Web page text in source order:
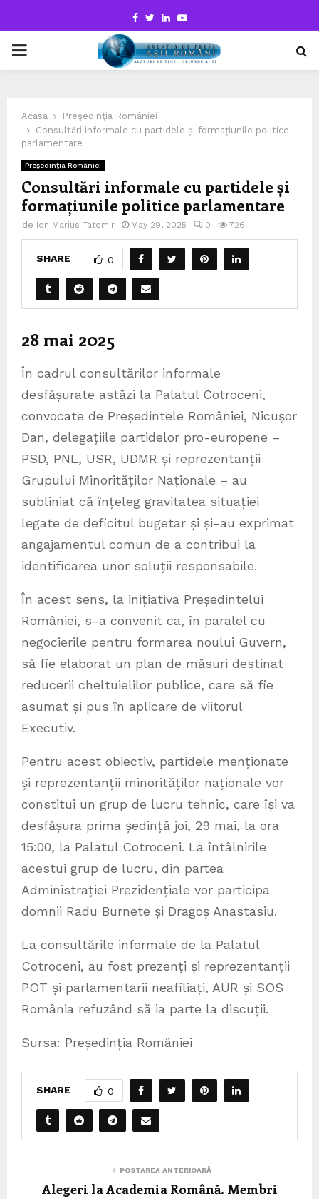
Facebook
TwitterLinkedinYoutube
PRIMARY
Acasa
Preşedinţia României
Consultări informale cu partidele și formațiunile politice
parlamentare
Preşedinţia României
Consultări informale cu partidele și
formațiunile politice parlamentare
de Ion Marius Tatomir May 29, 2025 0 726
SHARE 0
28 mai 2025
În cadrul consultărilor informale
desfășurate astăzi la Palatul Cotroceni,
convocate de Președintele României, Nicușor
Dan, delegațiile partidelor pro-europene –
PSD, PNL, USR, UDMR și reprezentanții
Grupului Minorităților Naționale – au
subliniat că înțeleg gravitatea situației
legate de deficitul bugetar și și-au exprimat
angajamentul comun de a contribui la
identificarea unor soluții responsabile.
În acest sens, la inițiativa Președintelui
României, s-a convenit ca, în paralel cu
negocierile pentru formarea noului Guvern,
să fie elaborat un plan de măsuri destinat
reducerii cheltuielilor publice, care să fie
asumat și pus în aplicare de viitorul
Executiv.
Pentru acest obiectiv, partidele menționate
și reprezentanții minorităților naționale vor
constitui un grup de lucru tehnic, care își va
desfășura prima ședință joi, 29 mai, la ora
15:00, la Palatul Cotroceni. La întâlnirile
acestui grup de lucru, din partea
Administrației Prezidențiale vor participa
domnii Radu Burnete și Dragoș Anastasiu.
La consultările informale de la Palatul
Cotroceni, au fost prezenți și reprezentanții
POT și parlamentarii neafiliați, AUR și SOS
România refuzând să ia parte la discuții.
Sursa: Președinția României
SHARE 0
POSTAREA ANTERIOARĂ
Alegeri la Academia Română. Membri